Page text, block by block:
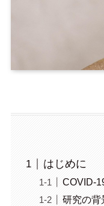
はじめに
COVID-
研究の背